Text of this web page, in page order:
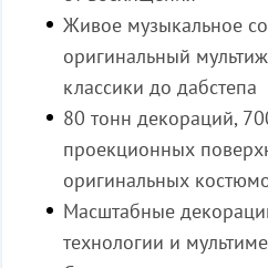
Живое музыкальное
оригинальный
классики до дабстепа
80 тонн декораций,
проекционных
оригинальных
Масштабные
технологии и